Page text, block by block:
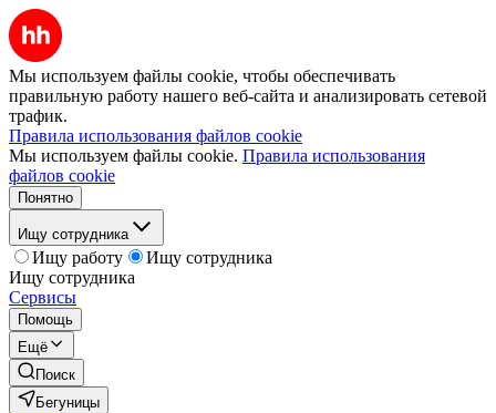
Мы используем файлы cookie, чтобы обеспечивать
правильную работу нашего веб-сайта и анализировать сетевой
трафик.
Правила использования файлов cookie
Мы используем файлы cookie. Правила использования
файлов cookie
Понятно
Ищу сотрудника
Ищу работу
Ищу сотрудника
Ищу сотрудника
Сервисы
Помощь
Ещё
Поиск
Бегуницы